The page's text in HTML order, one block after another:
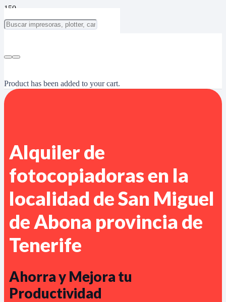
Product has been added to your cart.
Alquiler de
fotocopiadoras en la
localidad de San Miguel
de Abona provincia de
Tenerife
Ahorra y Mejora tu
Productividad